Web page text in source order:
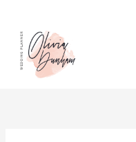
contenido